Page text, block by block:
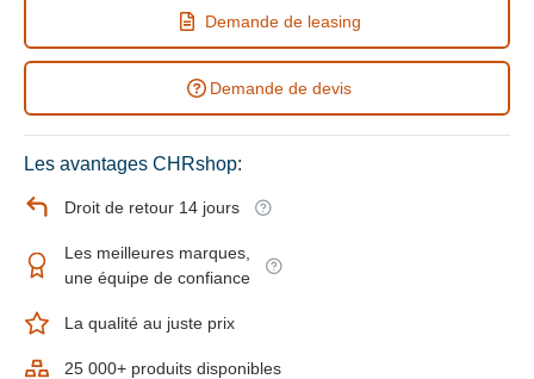
Demande de leasing
Demande de devis
Les avantages CHRshop:
Droit de retour 14 jours
Les meilleures marques,
une équipe de confiance
La qualité au juste prix
25 000+ produits disponibles